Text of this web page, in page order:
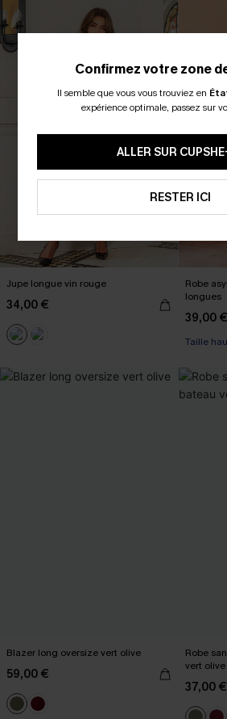
Jupe longue vin rouge
34,00 €
Robe
longues
39,00 €
Taille
Blazer long oversize vert olive
59,00 €
Robe
vert olive
37,00 €
Confirmez votre zone
Il semble que vous vous trouviez en
expérience optimale, passez sur
ALLER SUR
RESTER ICI